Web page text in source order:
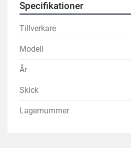
Specifikationer
Tillverkare
Modell
År
Skick
Lagernummer